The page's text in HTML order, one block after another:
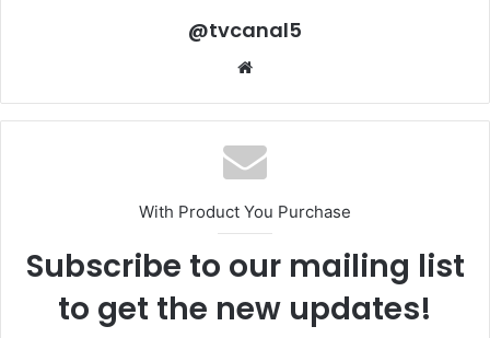
@tvcanal5
With Product You Purchase
Subscribe to our mailing list
to get the new updates!